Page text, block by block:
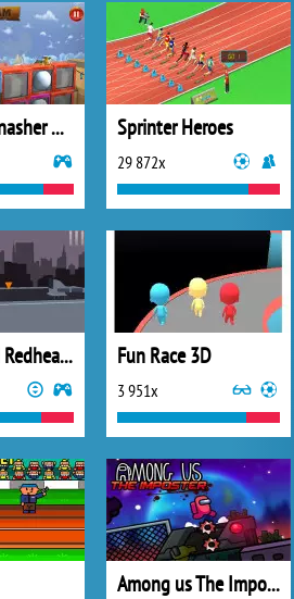
Dennis & Gnasher Unleashed: Leg It! Sprinter Heroes
29 872x
Aliens Need Redheads Fun Race 3D
3 951x
Among us The Imposter